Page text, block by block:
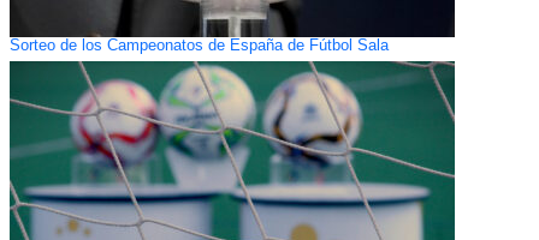
Sorteo de los Campeonatos de España de Fútbol Sala